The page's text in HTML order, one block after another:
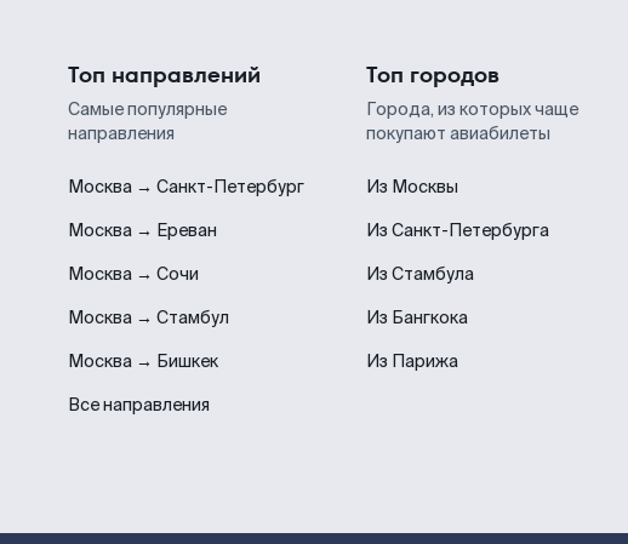
Топ направлений
Самые популярные
направления
Москва → Санкт-Петербург
Москва → Ереван
Москва → Сочи
Москва → Стамбул
Москва → Бишкек
Все направления
Топ городов
Города, из которых чаще
покупают авиабилеты
Из Москвы
Из Санкт-Петербурга
Из Стамбула
Из Бангкока
Из Парижа